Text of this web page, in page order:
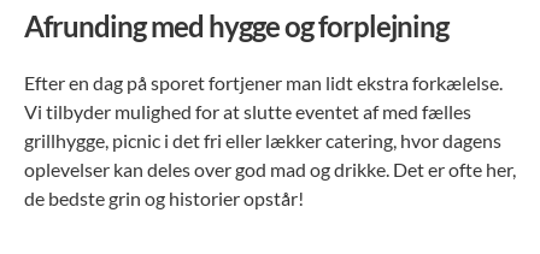
Afrunding med hygge og forplejning
Efter en dag på sporet fortjener man lidt ekstra forkælelse.
Vi tilbyder mulighed for at slutte eventet af med fælles
grillhygge, picnic i det fri eller lækker catering, hvor dagens
oplevelser kan deles over god mad og drikke. Det er ofte her,
de bedste grin og historier opstår!